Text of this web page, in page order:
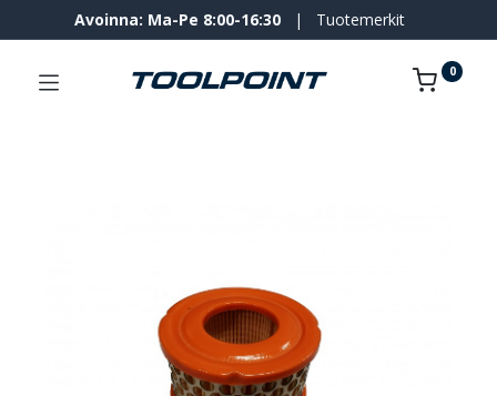
Avoinna: Ma-Pe 8:00-16:30 | Tuotemerkit
0